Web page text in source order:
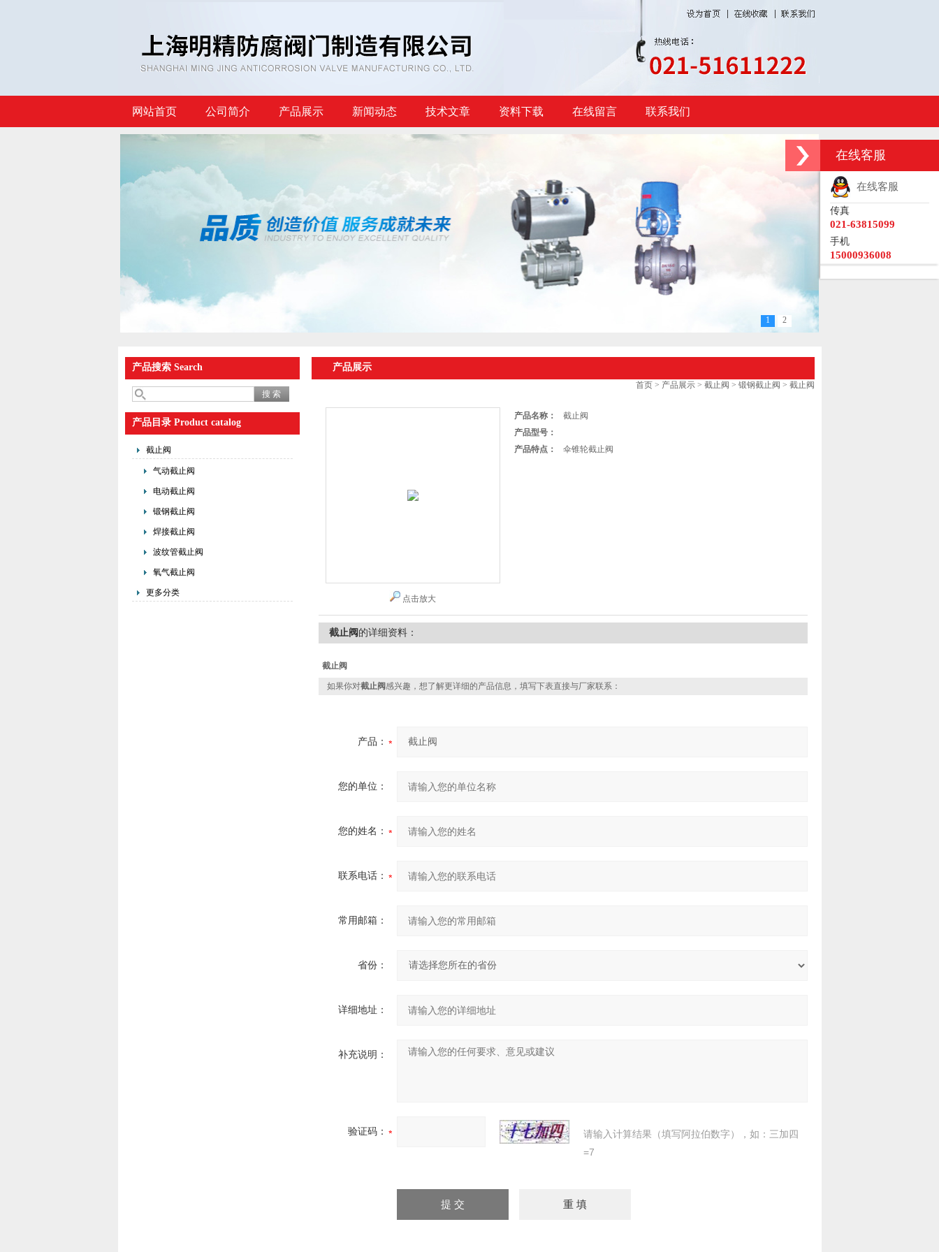
网站首页 公司简介 产品展示 新闻动态 技术文章 资料下载 在线留言 联系我们
1 2
产品搜索 Search
产品目录 Product catalog
截止阀
气动截止阀
电动截止阀
锻钢截止阀
焊接截止阀
波纹管截止阀
氧气截止阀
更多分类
产品展示
首页> 产品展示> 截止阀 > 锻钢截止阀 > 截止阀
点击放大
产品名称：
截止阀
产品型号：
产品特点：
伞锥轮截止阀
截止阀 的详细资料：
截止阀
如果你对截止阀感兴趣，想了解更详细的产品信息，填写下表直接与厂家联系：
产品：
您的单位：
您的姓名：
联系电话：
常用邮箱：
省份：
详细地址：
补充说明：
验证码：
请输入计算结果（填写阿拉伯数字），如：三加四
=7
在线客服
在线客服
传真
021-63815099
手机
15000936008